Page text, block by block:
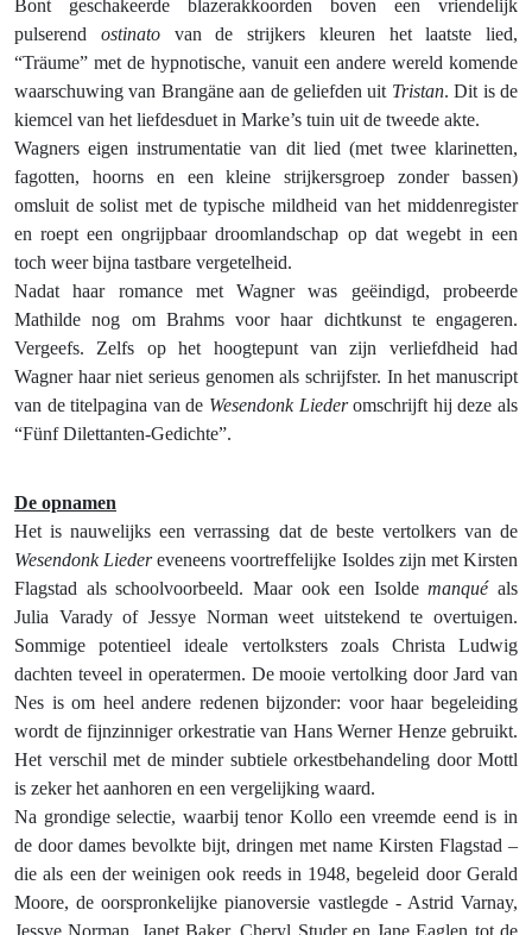
Bont geschakeerde blazerakkoorden boven een vriendelijk
pulserend ostinatovan de strijkers kleuren het laatste lied,
“Träume” met de hypnotische, vanuit een andere wereld komende
waarschuwing van Brangäne aan de geliefden uit Tristan. Dit is de
kiemcel van het liefdesduet in Marke’s tuin uit de tweede akte.
Wagners eigen instrumentatie van dit lied (met twee klarinetten,
fagotten, hoorns en een kleine strijkersgroep zonder bassen)
omsluit de solist met de typische mildheid van het middenregister
en roept een ongrijpbaar droomlandschap op dat wegebt in een
toch weer bijna tastbare vergetelheid.
Nadat haar romance met Wagner was geëindigd, probeerde
Mathilde nog om Brahms voor haar dichtkunst te engageren.
Vergeefs. Zelfs op het hoogtepunt van zijn verliefdheid had
Wagner haar niet serieus genomen als schrijfster. In het manuscript
van de titelpagina van de Wesendonk Liederomschrijft hij deze als
“Fünf Dilettanten-Gedichte”.
De opnamen
Het is nauwelijks een verrassing dat de beste vertolkers van de
Wesendonk Liedereveneens voortreffelijke Isoldes zijn met Kirsten
Flagstad als schoolvoorbeeld. Maar ook een Isoldemanquéals
Julia Varady of Jessye Norman weet uitstekend te overtuigen.
Sommige potentieel ideale vertolksters zoals Christa Ludwig
dachten teveel in operatermen. De mooie vertolking door Jard van
Nes is om heel andere redenen bijzonder: voor haar begeleiding
wordt de fijnzinniger orkestratie van Hans Werner Henze gebruikt.
Het verschil met de minder subtiele orkestbehandeling door Mottl
is zeker het aanhoren en een vergelijking waard.
Na grondige selectie, waarbij tenor Kollo een vreemde eend is in
de door dames bevolkte bijt, dringen met name Kirsten Flagstad –
die als een der weinigen ook reeds in 1948, begeleid door Gerald
Moore, de oorspronkelijke pianoversie vastlegde - Astrid Varnay,
Jessye Norman, Janet Baker, Cheryl Studer en Jane Eaglen tot de